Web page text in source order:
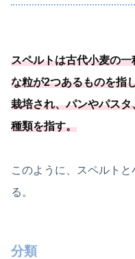
スペルトは古代小麦の一
な粒が2つあるものを指
栽培され、パンやパス
種類を指す。
このように、スペルト
る。
分類